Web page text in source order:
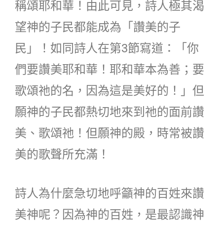
稱頌耶和華！由此可見，詩人極其渴
望神的子民都能成為「讚美的子
民」！如同詩人在第3節寫道：「你
們要讚美耶和華！耶和華本為善；要
歌頌祂的名，因為這是美好的！」但
願神的子民都熱切地來到祂的面前讚
美、歌頌祂！但願神的殿，時常被讚
美的歌聲所充滿！
詩人為什麼急切地呼籲神的百姓來讚
美神呢？因為神的百姓，是最認識神